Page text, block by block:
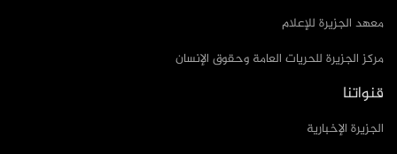
معهد الجزيرة للإعلام
مركز الجزيرة للحريات العامة وحقوق الإنسان
قنواتنا
الجزيرة الإخبارية